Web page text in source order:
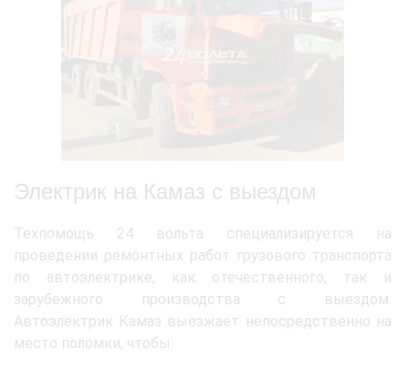
Электрик на Камаз с выездом
Техпомощь 24 вольта специализируется на
проведении ремонтных работ грузового транспорта
по автоэлектрике, как отечественного, так и
зарубежного производства с выездом.
Автоэлектрик Камаз выезжает непосредственно на
место поломки, чтобы: